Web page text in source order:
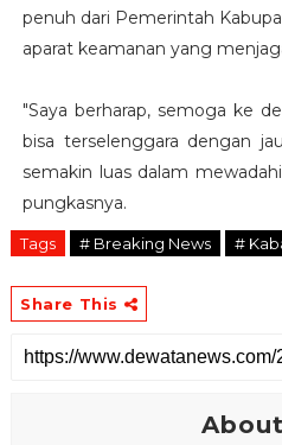
penuh dari Pemerintah
aparat keamanan yang
​"Saya berharap, semoga ke
bisa terselenggara dengan
semakin luas dalam
pungkasnya.
Tags # Breaking News #
Share This